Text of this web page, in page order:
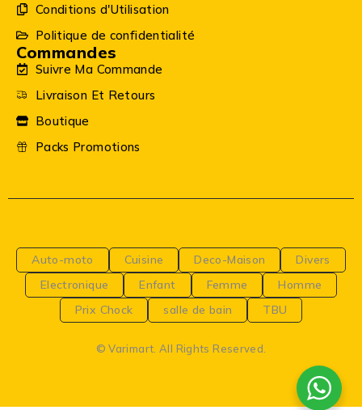
Conditions d'Utilisation
Politique de confidentialité
Commandes
Suivre Ma Commande
Livraison Et Retours
Boutique
Packs Promotions
Auto-moto Cuisine Deco-Maison
Divers
Electronique
Enfant Femme
Homme
Prix Chock
salle de bain TBU
© Varimart. All Rights Reserved.